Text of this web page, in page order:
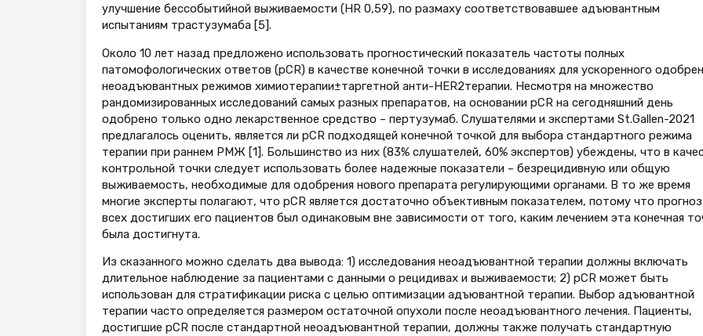
улучшение бессобытийной выживаемости (HR 0,59), по размаху соответствовавшее адъювантным
испытаниям трастузумаба [5].
Около 10 лет назад предложено использовать прогностический показатель частоты полных
патомофологических ответов (pCR) в качестве конечной точки в исследованиях для ускоренного
неоадъювантных режимов химиотерапии±таргетной анти-HER2терапии. Несмотря на множество
рандомизированных исследований самых разных препаратов, на основании pCR на сегодняшний день
одобрено только одно лекарственное средство – пертузумаб. Слушателями и экспертами St.Gallen-2021
предлагалось оценить, является ли pCR подходящей конечной точкой для выбора стандартного режима
терапии при раннем РМЖ [1]. Большинство из них (83% слушателей, 60% экспертов) убеждены, что в
контрольной точки следует использовать более надежные показатели – безрецидивную или общую
выживаемость, необходимые для одобрения нового препарата регулирующими органами. В то же время
многие эксперты полагают, что pCR является достаточно объективным показателем, потому что
всех достигших его пациентов был одинаковым вне зависимости от того, каким лечением эта конечная
была достигнута.
Из сказанного можно сделать два вывода: 1) исследования неоадъювантной терапии должны включать
длительное наблюдение за пациентами с данными о рецидивах и выживаемости; 2) pCR может быть
использован для стратификации риска с целью оптимизации адъювантной терапии. Выбор адъювантной
терапии часто определяется размером остаточной опухоли после неоадъювантного лечения. Пациенты,
достигшие pCR после стандартной неоадъювантной терапии, должны также получать стандартную